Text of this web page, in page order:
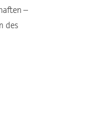
–
des